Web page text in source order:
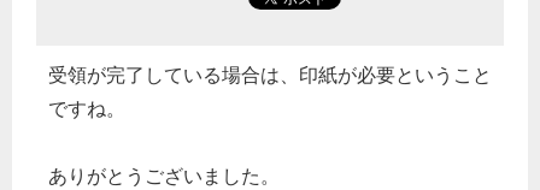
受領が完了している場合は、印紙が必要ということ
ですね。
ありがとうございました。